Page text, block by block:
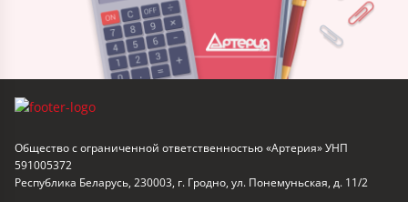
Общество с ограниченной ответственностью «Артерия» УНП
591005372
Республика Беларусь, 230003, г. Гродно, ул. Понемуньская, д. 11/2